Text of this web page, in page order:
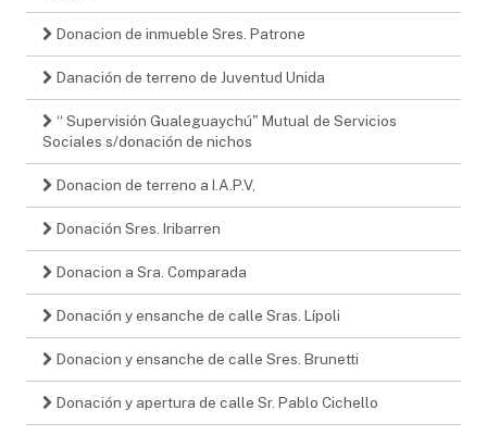
Donacion de inmueble Sres. Patrone
Danación de terreno de Juventud Unida
“ Supervisión Gualeguaychú" Mutual de Servicios
Sociales s/donación de nichos
Donacion de terreno a I.A.P.V,
Donación Sres. Iribarren
Donacion a Sra. Comparada
Donación y ensanche de calle Sras. Lípoli
Donacion y ensanche de calle Sres. Brunetti
Donación y apertura de calle Sr. Pablo Cichello